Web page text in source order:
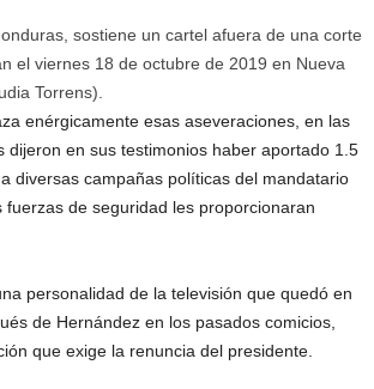
sostiene un cartel afuera de una corte
el viernes 18 de octubre de 2019 en Nueva
Torrens).
enérgicamente esas aseveraciones, en las
dijeron en sus testimonios haber aportado 1.5
diversas campañas políticas del mandatario
fuerzas de seguridad les proporcionaran
personalidad de la televisión que quedó en
de Hernández en los pasados comicios,
que exige la renuncia del presidente.